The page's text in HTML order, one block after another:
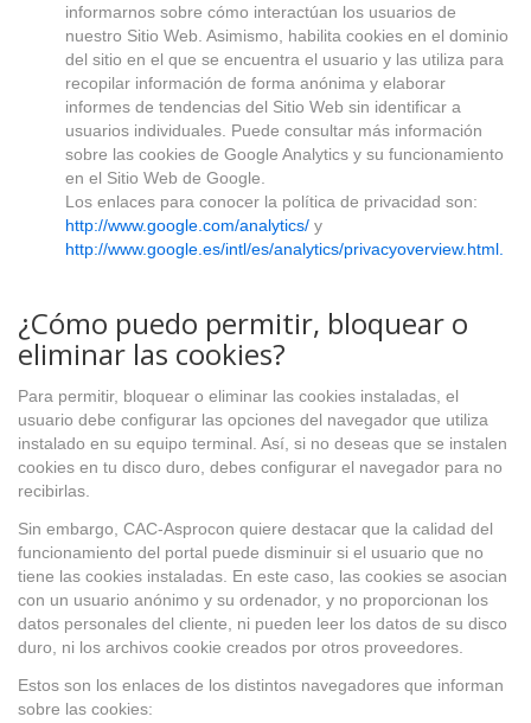
informarnos sobre cómo interactúan los usuarios de
nuestro Sitio Web. Asimismo, habilita cookies en el dominio
del sitio en el que se encuentra el usuario y las utiliza para
recopilar información de forma anónima y elaborar
informes de tendencias del Sitio Web sin identificar a
usuarios individuales. Puede consultar más información
sobre las cookies de Google Analytics y su funcionamiento
en el Sitio Web de Google.
Los enlaces para conocer la política de privacidad son:
http://www.google.com/analytics/ y
http://www.google.es/intl/es/analytics/privacyoverview.html.
¿Cómo puedo permitir, bloquear o
eliminar las cookies?
Para permitir, bloquear o eliminar las cookies instaladas, el
usuario debe configurar las opciones del navegador que utiliza
instalado en su equipo terminal. Así, si no deseas que se instalen
cookies en tu disco duro, debes configurar el navegador para no
recibirlas.
Sin embargo, CAC-Asprocon quiere destacar que la calidad del
funcionamiento del portal puede disminuir si el usuario que no
tiene las cookies instaladas. En este caso, las cookies se asocian
con un usuario anónimo y su ordenador, y no proporcionan los
datos personales del cliente, ni pueden leer los datos de su disco
duro, ni los archivos cookie creados por otros proveedores.
Estos son los enlaces de los distintos navegadores que informan
sobre las cookies: